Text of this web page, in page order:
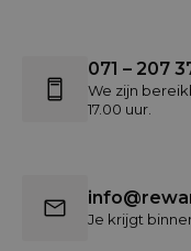
071 – 207
We zijn
17.00 uur.
Je krijgt